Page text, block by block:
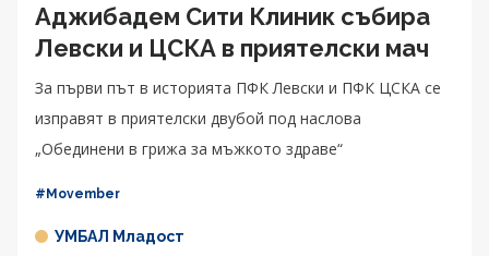
Аджибадем Сити Клиник събира
Левски и ЦСКА в приятелски мач
За първи път в историята ПФК Левски и ПФК ЦСКА се
изправят в приятелски двубой под наслова
„Обединени в грижа за мъжкото здраве“
#Movember
УМБАЛ Младост